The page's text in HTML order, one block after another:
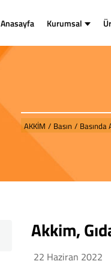
Anasayfa Kurumsal
AKKİM / Basın / Basında
Akkim,
22 Haziran 2022